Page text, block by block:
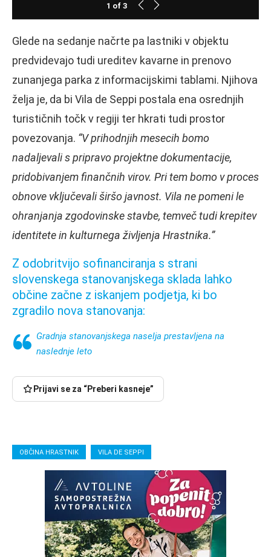
1 of 3
Glede na sedanje načrte pa lastniki v objektu
predvidevajo tudi ureditev kavarne in prenovo
zunanjega parka z informacijskimi tablami. Njihova
želja je, da bi Vila de Seppi postala ena osrednjih
turističnih točk v regiji ter hkrati tudi prostor
povezovanja. “V prihodnjih mesecih bomo
nadaljevali s pripravo projektne dokumentacije,
pridobivanjem finančnih virov. Pri tem bomo v proces
obnove vključevali širšo javnost. Vila ne pomeni le
ohranjanja zgodovinske stavbe, temveč tudi krepitev
identitete in kulturnega življenja Hrastnika.”
Z odobritvijo sofinanciranja s strani
slovenskega stanovanjskega sklada lahko
občine začne z iskanjem podjetja, ki bo
zgradilo nova stanovanja:
Gradnja stanovanjskega naselja prestavljena na
naslednje leto
Prijavi se za “Preberi kasneje”
OBČINA HRASTNIK VILA DE SEPPI